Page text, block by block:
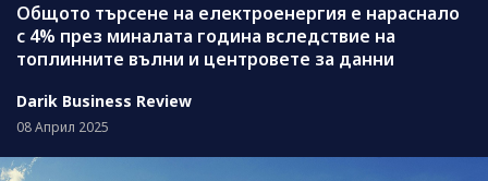
Общото търсене на електроенергия е нараснало
с 4% през миналата година вследствие на
топлинните вълни и центровете за данни
Darik Business Review
08 Април 2025